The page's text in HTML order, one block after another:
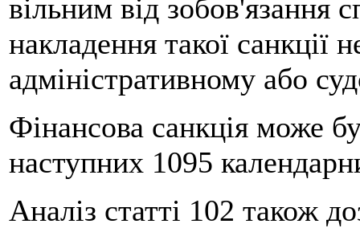
вільним від зобов'язання
накладення такої санкції
адміністративному або
Фінансова санкція може
наступних 1095
Аналіз статті 102 також